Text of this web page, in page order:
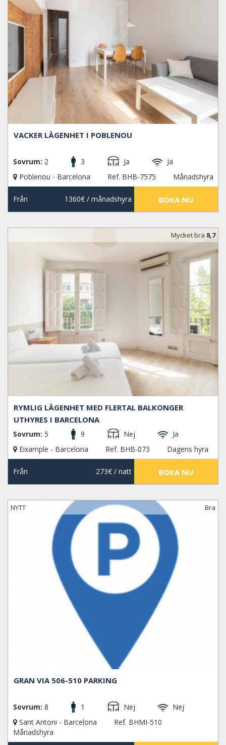
VACKER LÄGENHET I POBLENOU
Sovrum: 2 3 Ja
Ja
Poblenou - Barcelona
Ref. BHB-7575 Månadshyra
Från 1360€/ månadshyra BOKA NU
Mycket bra 8,7
RYMLIG LÄGENHET MED FLERTAL BALKONGER
UTHYRES I BARCELONA
Sovrum: 5 9 Nej
Ja
Eixample - Barcelona
Ref. BHB-073 Dagens hyra
Från 273€/ natt BOKA NU
NYTT Bra
GRAN VIA 506-510 PARKING
Sovrum: 8 1 Nej
Nej
Sant Antoni - Barcelona
Ref. BHMI-510
Månadshyra